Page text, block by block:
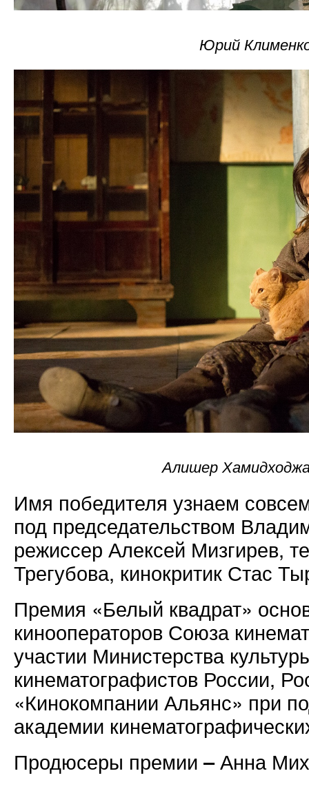
Юрий
Алишер
Имя победителя узнаем
под председательством
режиссер Алексей Мизгирев,
Трегубова, кинокритик Стас
Премия «Белый квадрат»
кинооператоров Союза
участии Министерства
кинематографистов России,
«Кинокомпании Альянс» при
академии
Продюсеры премии – Анна